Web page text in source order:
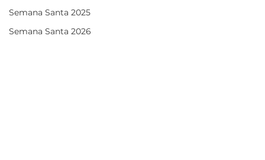
Semana Santa 2025
Semana Santa 2026